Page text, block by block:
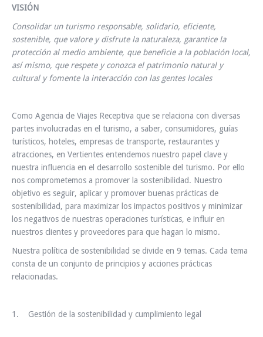
VISIÓN
Consolidar un turismo responsable, solidario, eficiente,
sostenible, que valore y disfrute la naturaleza, garantice la
protección al medio ambiente, que beneficie a la población local,
así mismo, que respete y conozca el patrimonio natural y
cultural y fomente la interacción con las gentes locales
Como Agencia de Viajes Receptiva que se relaciona con diversas
partes involucradas en el turismo, a saber, consumidores, guías
turísticos, hoteles, empresas de transporte, restaurantes y
atracciones, en Vertientes entendemos nuestro papel clave y
nuestra influencia en el desarrollo sostenible del turismo. Por ello
nos comprometemos a promover la sostenibilidad. Nuestro
objetivo es seguir, aplicar y promover buenas prácticas de
sostenibilidad, para maximizar los impactos positivos y minimizar
los negativos de nuestras operaciones turísticas, e influir en
nuestros clientes y proveedores para que hagan lo mismo.
Nuestra política de sostenibilidad se divide en 9 temas. Cada tema
consta de un conjunto de principios y acciones prácticas
relacionadas.
1. Gestión de la sostenibilidad y cumplimiento legal